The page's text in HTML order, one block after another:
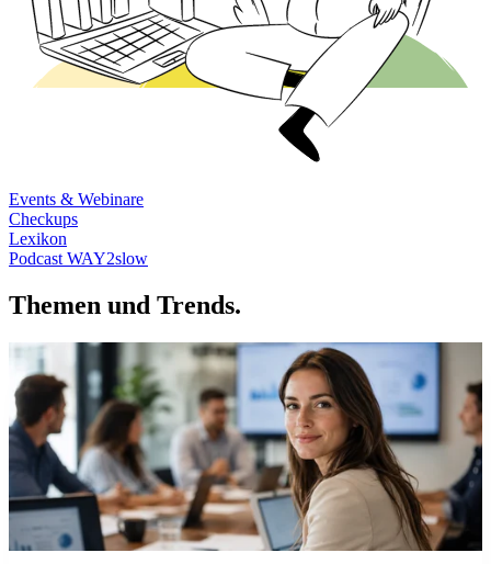
Events & Webinare
Checkups
Lexikon
Podcast WAY2slow
Themen und Trends.